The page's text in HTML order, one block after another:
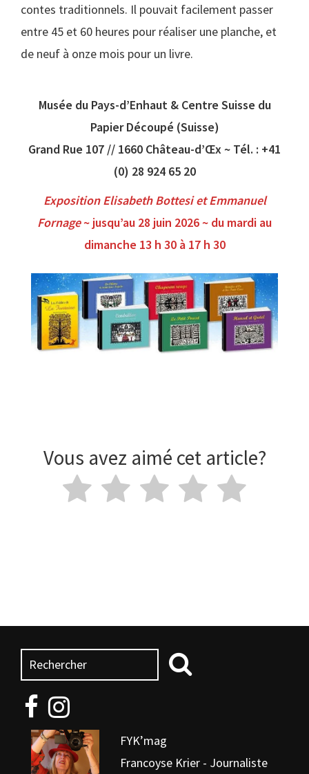
contes traditionnels. Il pouvait facilement passer
entre 45 et 60 heures pour réaliser une planche, et
de neuf à onze mois pour un livre.
Musée du Pays-d’Enhaut & Centre Suisse du
Papier Découpé (Suisse)
Grand Rue 107 // 1660 Château-d’Œx ~ Tél. : +41
(0) 28 924 65 20
Exposition Elisabeth Bottesi et Emmanuel
Fornage~ jusqu’au 28 juin 2026 ~ du mardi au
dimanche 13 h 30 à 17 h 30
Vous avez aimé cet article?
FYK’mag
Francoyse Krier - Journaliste